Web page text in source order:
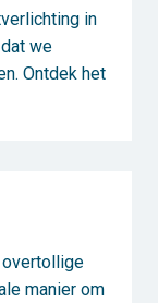
in
we
Ontdek het
overtollige
manier om